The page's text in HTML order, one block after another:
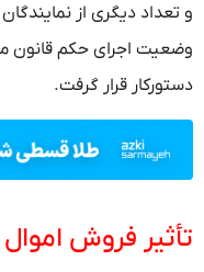
و تعداد دیگری از نمایندگان
وضعیت اجرای حکم قانون
دستورکار قرار گرفت.
تأثیر فروش اموال